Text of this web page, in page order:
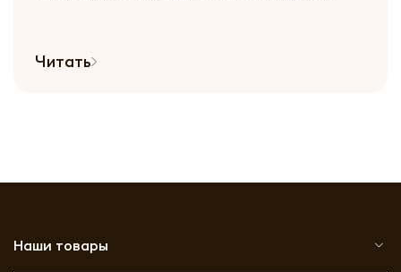
Читать
Наши товары